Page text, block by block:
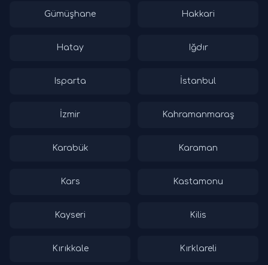
Gümüşhane Hakkari
Hatay Iğdır
Isparta İstanbul
İzmir Kahramanmaraş
Karabük Karaman
Kars Kastamonu
Kayseri Kilis
Kırıkkale Kırklareli